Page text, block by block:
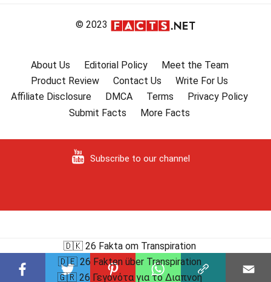
© 2023
About Us Editorial Policy
Meet the Team
Product Review
Contact Us
Write For Us
Affiliate Disclosure
DMCA Terms
Privacy Policy
Submit Facts
More Facts
Subscribe to our channel
🇩🇰 26 Fakta om Transpiration
🇩🇪 26 Fakten über Transpiration
🇬🇷 26 Γεγονότα για το Διαπνοή